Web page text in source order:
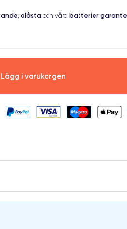
, olåsta och våra batterier
Lägg i varukorgen